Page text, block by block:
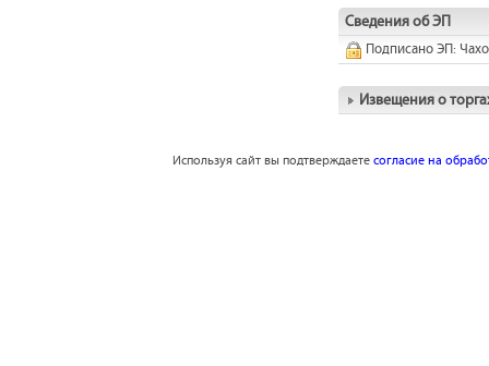
Сведения об ЭП
Подписано ЭП:
Извещения о
Используя сайт вы подтверждаете согласие на